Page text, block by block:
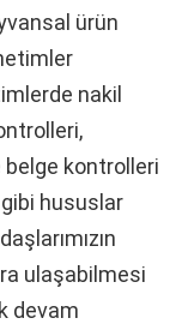
ürün
nakil
belge kontrolleri
hususlar
ulaşabilmesi
devam